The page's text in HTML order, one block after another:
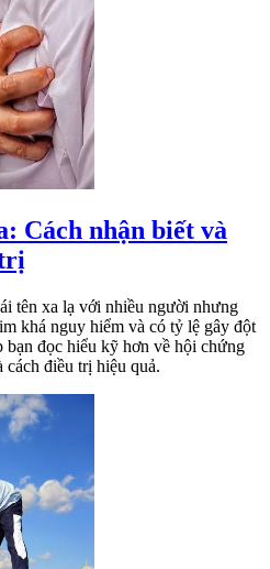
Cách nhận biết và
tên xa lạ với nhiều người nhưng
khá nguy hiểm và có tỷ lệ gây đột
bạn đọc hiểu kỹ hơn về hội chứng
cách điều trị hiệu quả.